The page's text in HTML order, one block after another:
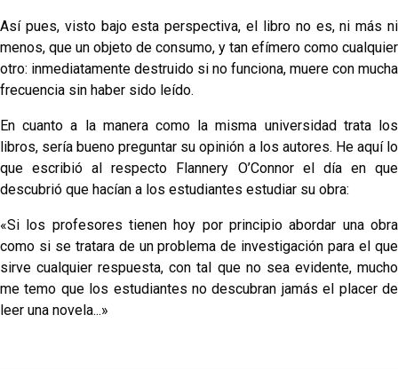
Así pues, visto bajo esta perspectiva, el libro no es, ni más ni
menos, que un objeto de consumo, y tan efímero como cualquier
otro: inmediatamente destruido si no funciona, muere con mucha
frecuencia sin haber sido leído.
En cuanto a la manera como la misma universidad trata los
libros, sería bueno preguntar su opinión a los autores. He aquí lo
que escribió al respecto Flannery O’Connor el día en que
descubrió que hacían a los estu­diantes estudiar su obra:
«Si los profesores tienen hoy por principio abordar una obra
como si se tratara de un problema de investigación para el que
sirve cualquier respuesta, con tal que no sea evidente, mucho
me temo que los estudiantes no descu­bran jamás el placer de
leer una novela...»